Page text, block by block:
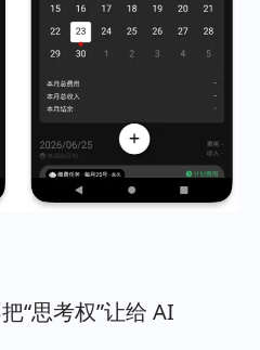
“思考权”让给 AI